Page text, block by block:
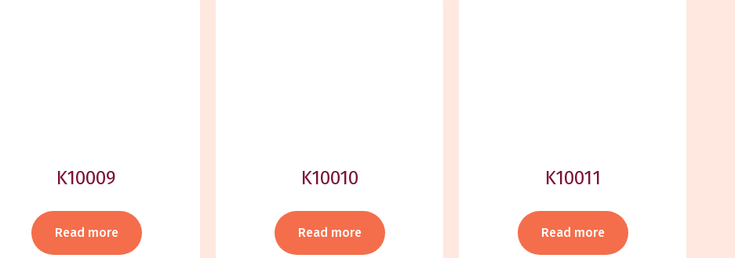
K10009
Read more
K10010
Read more
K10011
Read more